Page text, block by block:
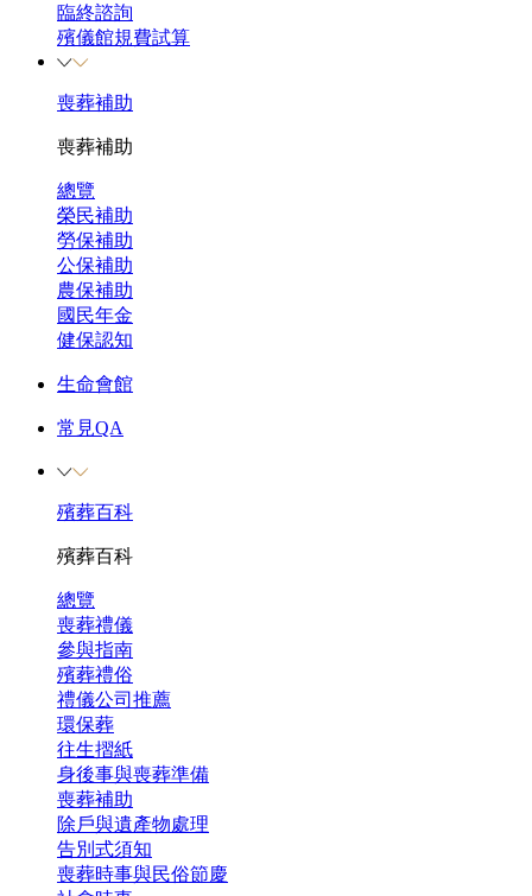
臨終諮詢
殯儀館規費試算
喪葬補助
喪葬補助
總覽
榮民補助
勞保補助
公保補助
農保補助
國民年金
健保認知
生命會館
常見QA
殯葬百科
殯葬百科
總覽
喪葬禮儀
參與指南
殯葬禮俗
禮儀公司推薦
環保葬
往生摺紙
身後事與喪葬準備
喪葬補助
除戶與遺產物處理
告別式須知
喪葬時事與民俗節慶